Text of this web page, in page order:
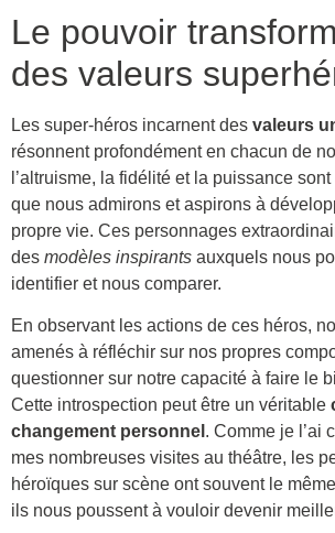
Le pouvoir
des valeurs
Les super-héros incarnent des valeurs
résonnent profondément en chacun de
l’altruisme, la fidélité et la puissance
que nous admirons et aspirons à
propre vie. Ces personnages
des modèles inspirants auxquels nous
identifier et nous comparer.
En observant les actions de ces héros,
amenés à réfléchir sur nos propres
questionner sur notre capacité à faire le
Cette introspection peut être un véritable
changement personnel . Comme je l’ai
mes nombreuses visites au théâtre, les
héroïques sur scène ont souvent le
ils nous poussent à vouloir devenir